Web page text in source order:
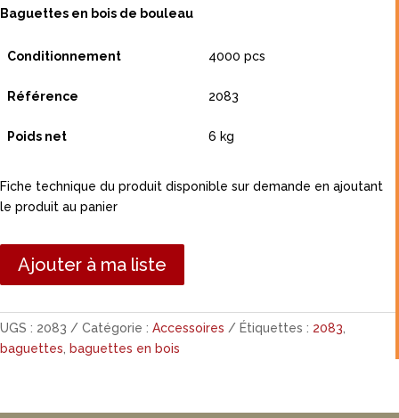
Baguettes en bois de bouleau
Conditionnement 4000 pcs
Référence 2083
Poids net 6 kg
Fiche technique du produit disponible sur demande en ajoutant
le produit au panier
Ajouter à ma liste
UGS : 2083 Catégorie : Accessoires Étiquettes : 2083
baguettes
baguettes en bois